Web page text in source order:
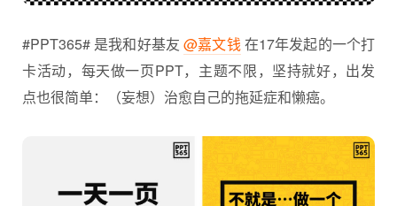
#PPT365# 是我和好基友@嘉文钱在17年发起的一个打
卡活动，每天做一页PPT，主题不限，坚持就好，出发
点也很简单：（妄想）治愈自己的拖延症和懒癌。